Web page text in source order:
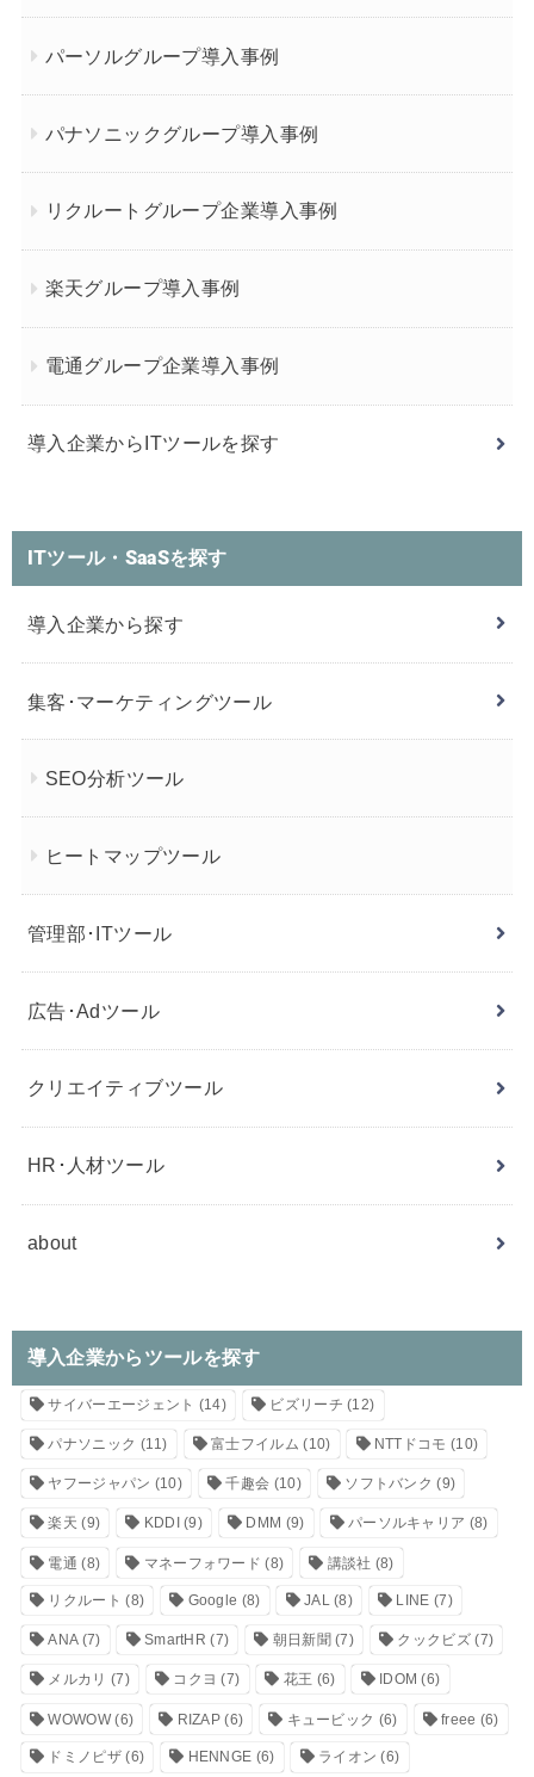
パーソルグループ導入事例
パナソニックグループ導入事例
リクルートグループ企業導入事例
楽天グループ導入事例
電通グループ企業導入事例
導入企業からITツールを探す
ITツール・SaaSを探す
導入企業から探す
集客･マーケティングツール
SEO分析ツール
ヒートマップツール
管理部･ITツール
広告･Adツール
クリエイティブツール
HR･人材ツール
about
導入企業からツールを探す
サイバーエージェント (14) ビズリーチ (12)
パナソニック (11) 富士フイルム (10) NTTドコモ (10)
ヤフージャパン (10) 千趣会 (10) ソフトバンク (9)
楽天 (9) KDDI (9) DMM (9) パーソルキャリア (8)
電通 (8) マネーフォワード (8) 講談社 (8)
リクルート (8) Google (8) JAL(8) LINE (7)
ANA(7) SmartHR (7) 朝日新聞 (7) クックビズ(7)
メルカリ (7) コクヨ (7) 花王 (6) IDOM (6)
WOWOW(6) RIZAP (6) キュービック (6) freee (6)
ドミノピザ(6) HENNGE (6) ライオン (6)